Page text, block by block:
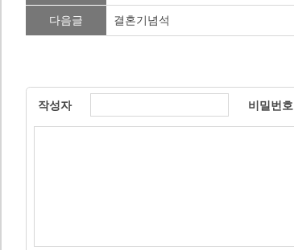
다음글 결혼기념석
작성자 비밀번호